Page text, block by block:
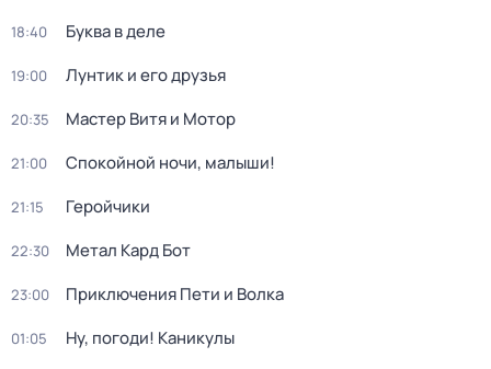
18:40 Буква в деле
19:00 Лунтик и его друзья
20:35 Мастер Витя и Мотор
21:00 Спокойной ночи, малыши!
21:15 Геройчики
22:30 Метал Кард Бот
23:00 Приключения Пети и Волка
01:05 Ну, погоди! Каникулы